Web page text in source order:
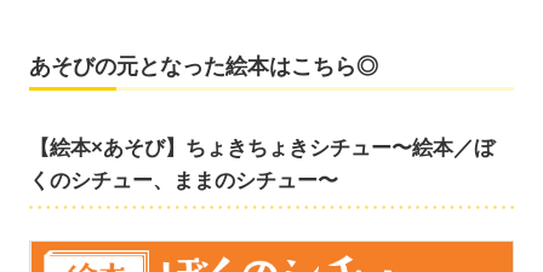
あそびの元となった絵本はこちら◎
【絵本×あそび】ちょきちょきシチュー〜絵本／ぼ
くのシチュー、ままのシチュー〜